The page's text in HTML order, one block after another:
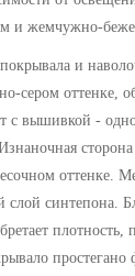
и жемчужно-
и
сером оттенке,
с вышивкой -
оттенке.
слой синтепона.
плотность,
простегано